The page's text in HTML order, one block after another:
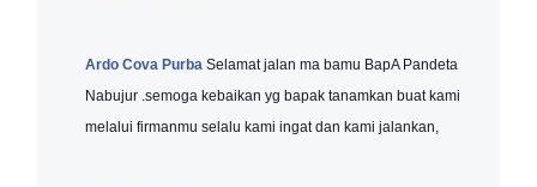
Ardo Cova Purba Selamat jalan ma bamu BapA Pandeta
Nabujur .semoga kebaikan yg bapak tanamkan buat kami
melalui firmanmu selalu kami ingat dan kami jalankan,